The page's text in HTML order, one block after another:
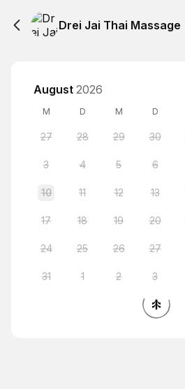
Drei Jai Thai Massage
August 2026
M D M D
27 28 29 30
3 4 5 6
10 11 12 13
17 18 19 20
24 25 26 27
31 1 2 3